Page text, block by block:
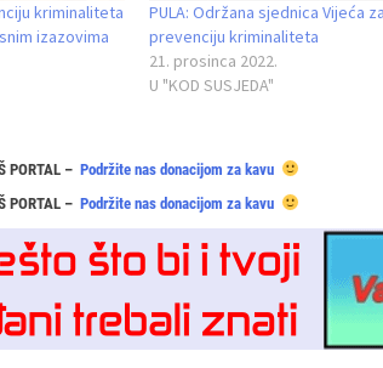
kriminaliteta
izazovima
PULA: Održana sjednica Vijeća za
prevenciju kriminaliteta
21. prosinca 2022.
U "KOD SUSJEDA"
PORTAL – Podržite nas donacijom za kavu
PORTAL – Podržite nas donacijom za kavu